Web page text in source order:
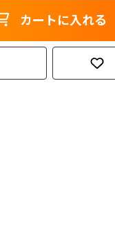
カートに入れる